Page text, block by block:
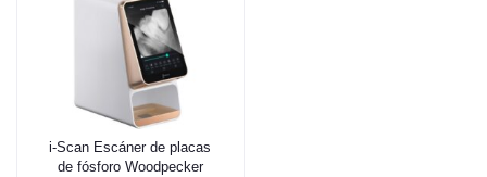
Añadir al carrito
i-Scan Escáner de placas
de fósforo Woodpecker